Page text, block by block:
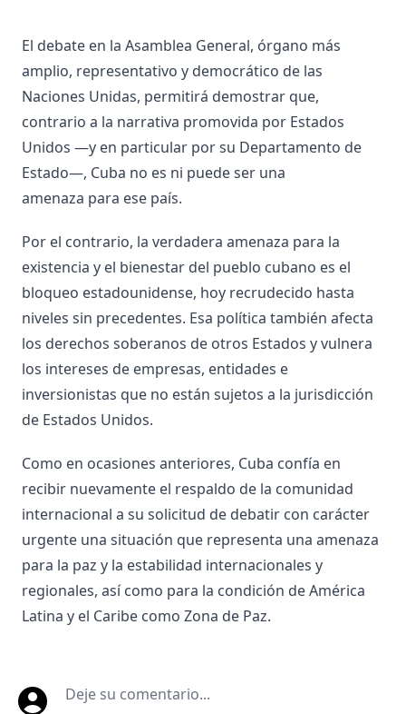
El debate en la Asamblea General, órgano más
amplio, representativo y democrático de las
Naciones Unidas, permitirá demostrar que,
contrario a la narrativa promovida por Estados
Unidos —y en particular por su Departamento de
Estado—, Cuba no es ni puede ser una
amenaza para ese país.
Por el contrario, la verdadera amenaza para la
existencia y el bienestar del pueblo cubano es el
bloqueo estadounidense, hoy recrudecido hasta
niveles sin precedentes. Esa política también afecta
los derechos soberanos de otros Estados y vulnera
los intereses de empresas, entidades e
inversionistas que no están sujetos a la jurisdicción
de Estados Unidos.
Como en ocasiones anteriores, Cuba confía en
recibir nuevamente el respaldo de la comunidad
internacional a su solicitud de debatir con carácter
urgente una situación que representa una amenaza
para la paz y la estabilidad internacionales y
regionales, así como para la condición de América
Latina y el Caribe como Zona de Paz.
Deje su comentario